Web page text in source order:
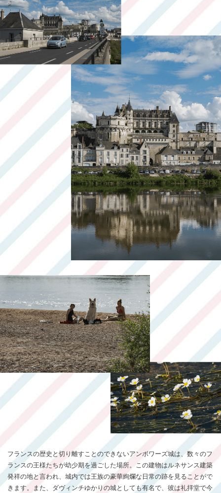
フランスの歴史と切り離すことのできないアンボワーズ城は、数々のフ
ランスの王様たちが幼少期を過ごした場所。この建物はルネサンス建築
発祥の地と言われ、城内では王族の豪華絢爛な日常の跡を見ることがで
きます。また、ダヴィンチゆかりの城としても有名で、彼は礼拝堂で今